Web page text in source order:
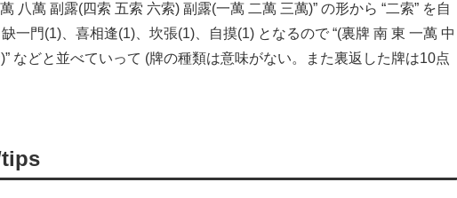
八萬 副露(四索 五索 六索) 副露(一萬 二萬 三萬)” の形から “二索” を自
一門(1)、喜相逢(1)、坎張(1)、自摸(1) となるので “(裏牌 南 東 一萬 中
などと並べていって (牌の種類は意味がない。また裏返した牌は10点
tips